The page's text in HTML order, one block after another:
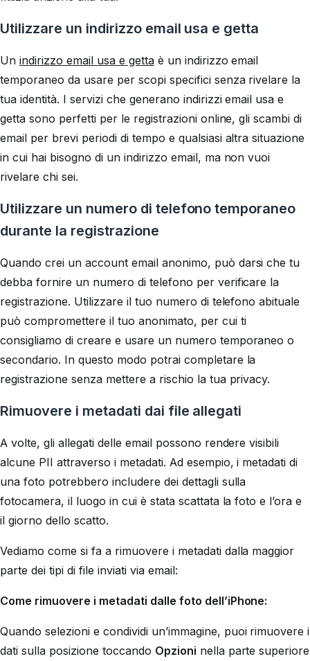
Utilizzare un indirizzo email usa e getta
Un indirizzo email usa e gettaè un indirizzo email
temporaneo da usare per scopi specifici senza rivelare la
tua identità. I servizi che generano indirizzi email usa e
getta sono perfetti per le registrazioni online, gli scambi di
email per brevi periodi di tempo e qualsiasi altra situazione
in cui hai bisogno di un indirizzo email, ma non vuoi
rivelare chi sei.
Utilizzare un numero di telefono temporaneo
durante la registrazione
Quando crei un account email anonimo, può darsi che tu
debba fornire un numero di telefono per verificare la
registrazione. Utilizzare il tuo numero di telefono abituale
può compromettere il tuo anonimato, per cui ti
consigliamo di creare e usare un numero temporaneo o
secondario. In questo modo potrai completare la
registrazione senza mettere a rischio la tua privacy.
Rimuovere i metadati dai file allegati
A volte, gli allegati delle email possono rendere visibili
alcune PII attraverso i metadati. Ad esempio, i metadati di
una foto potrebbero includere dei dettagli sulla
fotocamera, il luogo in cui è stata scattata la foto e l’ora e
il giorno dello scatto.
Vediamo come si fa a rimuovere i metadati dalla maggior
parte dei tipi di file inviati via email:
Come rimuovere i metadati dalle foto dell’iPhone:
Quando selezioni e condividi un’immagine, puoi rimuovere i
dati sulla posizione toccando Opzioni nella parte superiore